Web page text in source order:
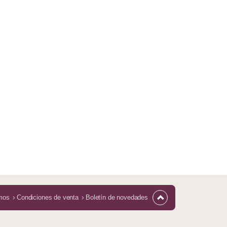
Condiciones de venta Boletín de novedades